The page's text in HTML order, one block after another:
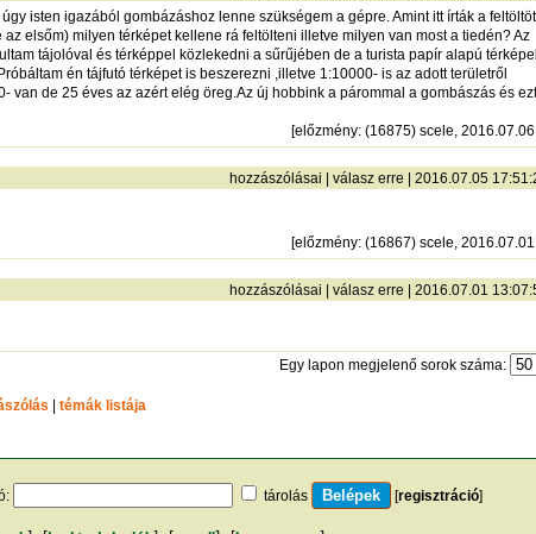
isten igazából gombázáshoz lenne szükségem a gépre. Amint itt írták a
elsőm) milyen térképet kellene rá feltölteni illetve milyen van most a tiedén? Az
tájolóval és térképpel közlekedni a sűrűjében de a turista papír alapú
én tájfutó térképet is beszerezni ,illetve 1:10000- is az adott területről
de 25 éves az azért elég öreg.Az új hobbink a párommal a gombászás és ezt
[előzmény: (16875) scele,
hozzászólásai válasz erre | 2016.07.05
[előzmény: (16867) scele,
hozzászólásai válasz erre | 2016.07.01
Egy lapon megjelenő sorok száma:
témák listája
tárolás [regisztráció]